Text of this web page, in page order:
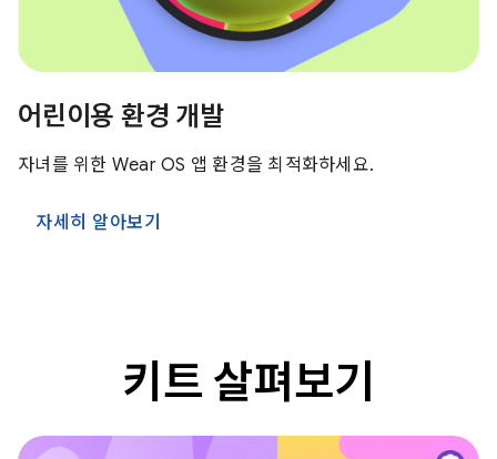
어린이용 환경 개발
자녀를 위한 Wear OS 앱 환경을 최적화하세요.
자세히 알아보기
키트 살펴보기